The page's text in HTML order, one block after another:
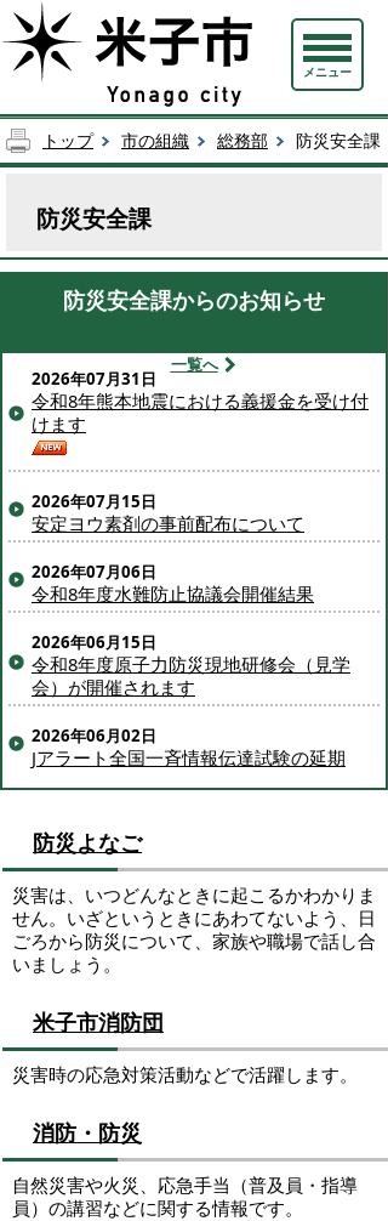
メニュー
トップ 市の組織 総務部 防災安全課
防災安全課
防災安全課からのお知らせ
一覧へ
2026年07月31日
令和8年熊本地震における義援金を受け付
けます
2026年07月15日
安定ヨウ素剤の事前配布について
2026年07月06日
令和8年度水難防止協議会開催結果
2026年06月15日
令和8年度原子力防災現地研修会（見学
会）が開催されます
2026年06月02日
Jアラート全国一斉情報伝達試験の延期
防災よなご
災害は、いつどんなときに起こるかわかりま
せん。いざというときにあわてないよう、日
ごろから防災について、家族や職場で話し合
いましょう。
米子市消防団
災害時の応急対策活動などで活躍します。
消防・防災
自然災害や火災、応急手当（普及員・指導
員）の講習などに関する情報です。